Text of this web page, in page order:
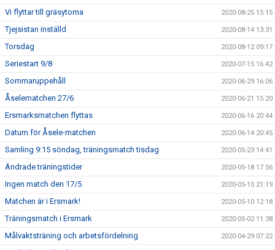
Vi flyttar till gräsytorna 2020-08-25 15:15
Tjejsistan inställd 2020-08-14 13:31
Torsdag 2020-08-12 09:17
Seriestart 9/8 2020-07-15 16:42
Sommaruppehåll 2020-06-29 16:06
Åselematchen 27/6 2020-06-21 15:20
Ersmarksmatchen flyttas 2020-06-16 20:44
Datum för Åsele-matchen 2020-06-14 20:45
Samling 9:15 söndag, träningsmatch tisdag 2020-05-23 14:41
Ändrade träningstider 2020-05-18 17:56
Ingen match den 17/5 2020-05-10 21:19
Matchen är i Ersmark! 2020-05-10 12:18
Träningsmatch i Ersmark 2020-05-02 11:38
Målvaktsträning och arbetsfördelning 2020-04-29 07:22